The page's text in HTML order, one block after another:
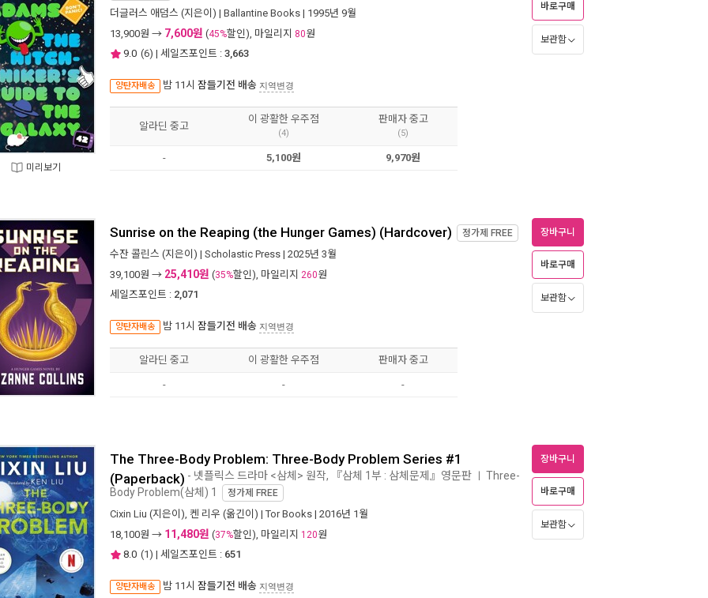
미리보기
더글러스 애덤스 (지은이) | Ballantine Books | 1995년 9월
13,900원 → 7,600원 (45%할인), 마일리지 80원
9.0 (6) | 세일즈포인트 : 3,663
양탄자배송 밤 11시 잠들기전 배송 지역변경
바로구매
보관함
알라딘 중고
이 광활한 우주점
(4)
판매자 중고
(5)
- 5,100원 9,970원
Sunrise on the Reaping (the Hunger Games) (Hardcover) 정가제 FREE
수잔 콜린스 (지은이) | Scholastic Press | 2025년 3월
39,100원 → 25,410원 (35%할인), 마일리지 260원
세일즈포인트 : 2,071
양탄자배송 밤 11시 잠들기전 배송 지역변경
장바구니
바로구매
보관함
알라딘 중고 이 광활한 우주점 판매자 중고
- - -
The Three-Body Problem: Three-Body Problem Series #1
(Paperback) - 넷플릭스 드라마 <삼체> 원작, 『삼체 1부 : 삼체문제』영문판 Three-
Body Problem(삼체) 1 정가제 FREE
Cixin Liu (지은이), 켄 리우 (옮긴이) |Tor Books | 2016년 1월
18,100원 → 11,480원 (37%할인), 마일리지 120원
8.0 (1) | 세일즈포인트 : 651
양탄자배송 밤 11시 잠들기전 배송 지역변경
장바구니
바로구매
보관함